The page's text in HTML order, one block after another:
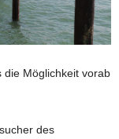
die Möglichkeit vorab
des